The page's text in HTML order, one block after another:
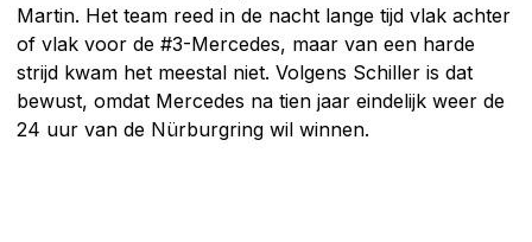
Martin. Het team reed in de nacht lange tijd vlak achter
of vlak voor de #3-Mercedes, maar van een harde
strijd kwam het meestal niet. Volgens Schiller is dat
bewust, omdat Mercedes na tien jaar eindelijk weer de
24 uur van de Nürburgring wil winnen.